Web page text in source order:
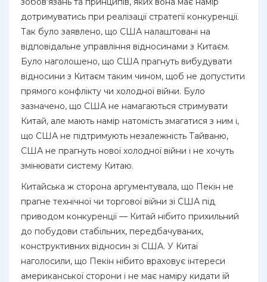
дотримуватись при реалізації стратегії конкуренції.
Так було заявлено, що США налаштовані на
відповідальне управління відносинами з Китаєм.
Було наголошено, що США прагнуть вибудувати
відносини з Китаєм таким чином, щоб не допустити
прямого конфлікту чи холодної війни. Було
зазначено, що США не намагаються стримувати
Китай, але мають намір натомість змагатися з ним і,
що США не підтримують незалежність Тайваню,
США не прагнуть нової холодної війни і не хочуть
змінювати систему Китаю.
Китайська ж сторона аргументувала, що Пекін не
прагне технічної чи торгової війни зі США під
приводом конкуренції — Китай нібито прихильний
до побудови стабільних, передбачуваних,
конструктивних відносин зі США. У Китаї
наголосили, що Пекін нібито враховує інтереси
американської сторони і не має наміру кидати їй